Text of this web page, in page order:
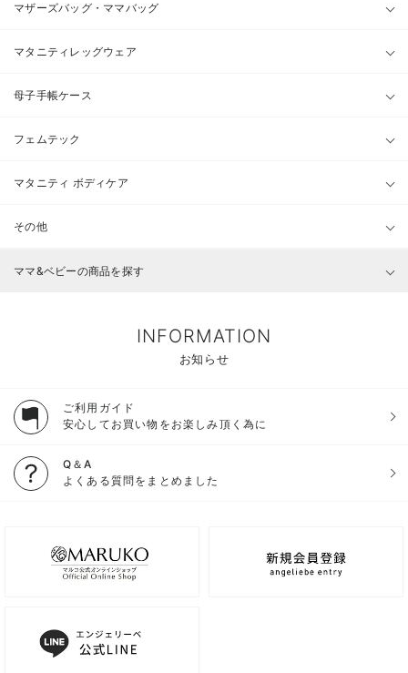
マザーズバッグ・ママバッグ
マタニティレッグウェア
母子手帳ケース
フェムテック
マタニティ ボディケア
その他
ママ&ベビーの商品を探す
INFORMATION
お知らせ
ご利用ガイド
安心してお買い物をお楽しみ頂く為に
Q＆A
よくある質問をまとめました